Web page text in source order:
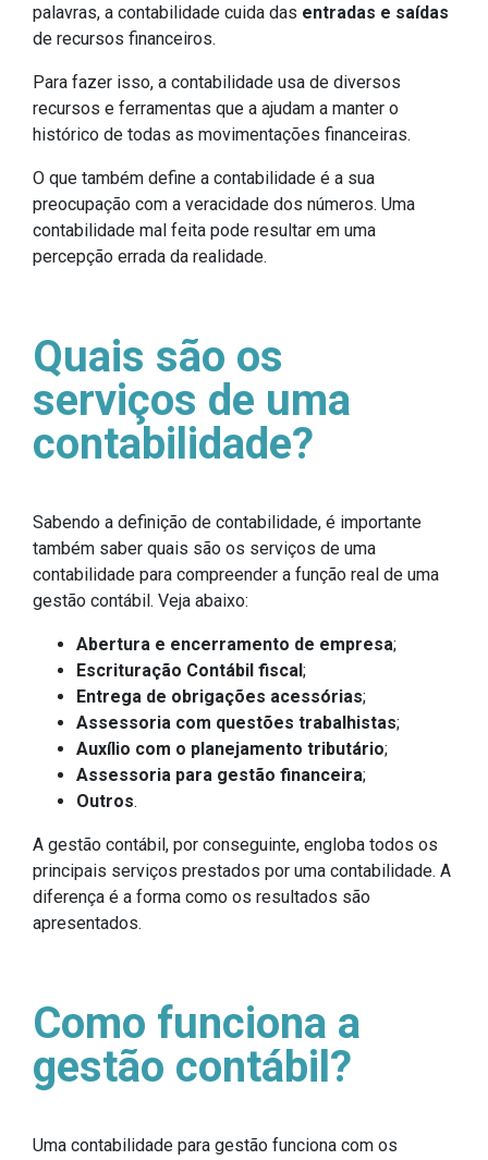
palavras, a contabilidade cuida das entradas e saídas
de recursos financeiros.
Para fazer isso, a contabilidade usa de diversos
recursos e ferramentas que a ajudam a manter o
histórico de todas as movimentações financeiras.
O que também define a contabilidade é a sua
preocupação com a veracidade dos números. Uma
contabilidade mal feita pode resultar em uma
percepção errada da realidade.
Quais são os
serviços de uma
contabilidade?
Sabendo a definição de contabilidade, é importante
também saber quais são os serviços de uma
contabilidade para compreender a função real de uma
gestão contábil. Veja abaixo:
Abertura e encerramento de empresa;
Escrituração Contábil fiscal;
Entrega de obrigações acessórias;
Assessoria com questões trabalhistas;
Auxílio com o planejamento tributário;
Assessoria para gestão financeira;
Outros.
A gestão contábil, por conseguinte, engloba todos os
principais serviços prestados por uma contabilidade. A
diferença é a forma como os resultados são
apresentados.
Como funciona a
gestão contábil?
Uma contabilidade para gestão funciona com os